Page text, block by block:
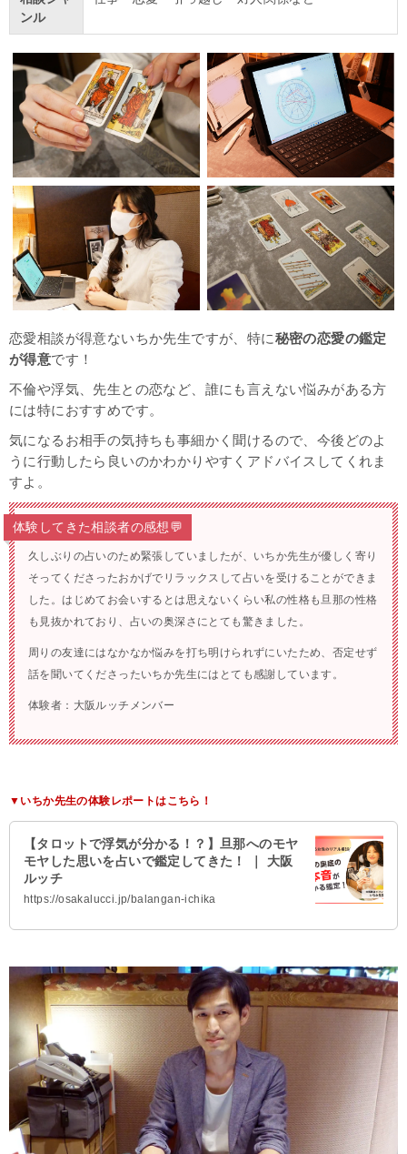
ンル
恋愛相談が得意ないちか先生ですが、特に秘密の恋愛の鑑定
が得意です！
不倫や浮気、先生との恋など、誰にも言えない悩みがある方
には特におすすめです。
気になるお相手の気持ちも事細かく聞けるので、今後どのよ
うに行動したら良いのかわかりやすくアドバイスしてくれま
すよ。
体験してきた相談者の感想💬
久しぶりの占いのため緊張していましたが、いちか先生が優しく寄り
そってくださったおかげでリラックスして占いを受けることができま
した。はじめてお会いするとは思えないくらい私の性格も旦那の性格
も見抜かれており、占いの奥深さにとても驚きました。
周りの友達にはなかなか悩みを打ち明けられずにいたため、否定せず
話を聞いてくださったいちか先生にはとても感謝しています。
体験者：大阪ルッチメンバー
▼いちか先生の体験レポートはこちら！
【タロットで浮気が分かる！？】旦那へのモヤ
モヤした思いを占いで鑑定してきた！ ｜ 大阪
ルッチ
https://osakalucci.jp/balangan-ichika